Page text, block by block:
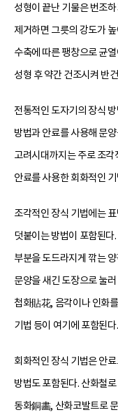
성형이 끝난 기물은 번조
제거하면 그릇의 강도가
수축에 따른 팽창으로 균
성형 후 약간 건조시켜 반
전통적인 도자기의 장식
방법과 안료를 사용해 문
고려시대까지는 주로 조
안료를 사용한 회화적인
조각적인 장식 기법에는
덧붙이는 방법이 포함된
부분을 도드라지게 깎는
문양을 새긴 도장으로 눌
첩화貼花, 음각이나 인화
기법 등이 여기에 포함된다.
회화적인 장식 기법은 안
방법도 포함된다. 산화철
동화銅畵, 산화코발트로